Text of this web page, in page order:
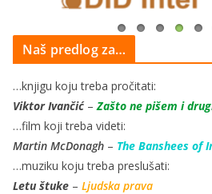
Naš predlog za…
…knjigu koju treba pročitati:
Viktor Ivančić–Zašto ne pišem i
…film koji treba videti:
Martin McDonagh – The Banshees of
…muziku koju treba preslušati:
Letu štuke – Ljudska prava